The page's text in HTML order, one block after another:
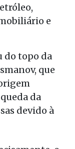
e
do topo da
que
da
devido à